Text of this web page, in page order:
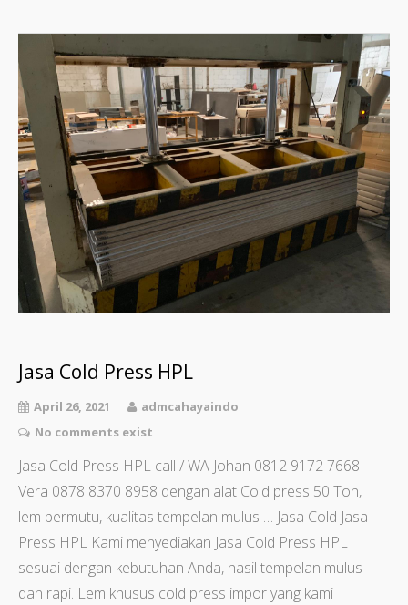
Jasa Cold Press HPL
April 26, 2021
admcahayaindo
No comments exist
Jasa Cold Press HPL call / WA Johan 0812 9172 7668
Vera 0878 8370 8958 dengan alat Cold press 50 Ton,
lem bermutu, kualitas tempelan mulus … Jasa Cold Jasa
Press HPL Kami menyediakan Jasa Cold Press HPL
sesuai dengan kebutuhan Anda, hasil tempelan mulus
dan rapi. Lem khusus cold press impor yang kami